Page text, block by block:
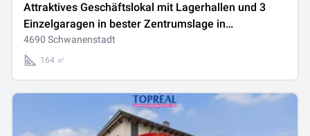
Attraktives Geschäftslokal mit Lagerhallen und 3
Einzelgaragen in bester Zentrumslage in
Schwanenstadt
4690 Schwanenstadt
164 ㎡